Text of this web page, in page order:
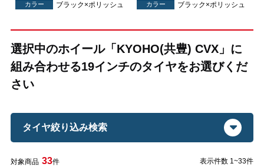
カラー ブラック×ポリッシュ カラー ブラック×ポリッシュ
選択中のホイール「KYOHO(共豊) CVX」に
組み合わせる19インチのタイヤをお選びくだ
さい
タイヤ絞り込み検索
対象商品 33件 表示件数 1~33件